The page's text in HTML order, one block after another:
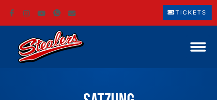
TICKETS